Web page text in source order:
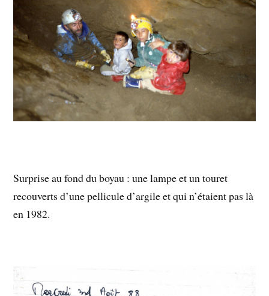
Surprise au fond du boyau : une lampe et un touret
recouverts d’une pellicule d’argile et qui n’étaient pas là
en 1982.